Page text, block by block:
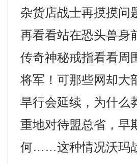
杂货店战士再摸摸问
再看看站在恐头兽身
传奇神秘戒指看看周
将军！可那些网却大
旱行会延续，为什么
重地对待盟总省，早
何……这种情况沃玛